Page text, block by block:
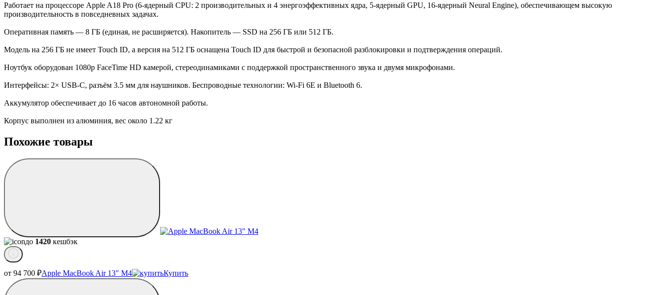
Работает на процессоре Apple A18 Pro (6-ядерный CPU: 2 производительных и 4 энергоэффективных ядра, 5-ядерный GPU, 16-ядерный Neural Engine), обеспечивающем высокую
производительность в повседневных задачах.
Оперативная память — 8 ГБ (единая, не расширяется). Накопитель — SSD на 256 ГБ или 512 ГБ.
Модель на 256 ГБ не имеет Touch ID, а версия на 512 ГБ оснащена Touch ID для быстрой и безопасной разблокировки и подтверждения операций.
Ноутбук оборудован 1080p FaceTime HD камерой, стереодинамиками с поддержкой пространственного звука и двумя микрофонами.
Интерфейсы: 2× USB-C, разъём 3.5 мм для наушников. Беспроводные технологии: Wi-Fi 6E и Bluetooth 6.
Аккумулятор обеспечивает до 16 часов автономной работы.
Корпус выполнен из алюминия, вес около 1.22 кг
Похожие товары
до 1420 кешбэк
от 94 700 ₽Apple MacBook Air 13" M4 Купить